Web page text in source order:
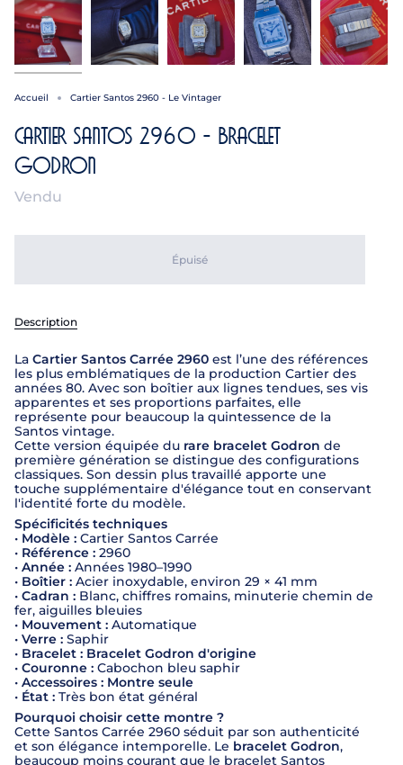
Accueil Cartier Santos 2960 - Le Vintager
Cartier Santos 2960 - Bracelet
Godron
Vendu
Épuisé
Description
La Cartier Santos Carrée 2960 est l’une des références
les plus emblématiques de la production Cartier des
années 80. Avec son boîtier aux lignes tendues, ses vis
apparentes et ses proportions parfaites, elle
représente pour beaucoup la quintessence de la
Santos vintage.
Cette version équipée du rare bracelet Godron de
première génération se distingue des configurations
classiques. Son dessin plus travaillé apporte une
touche supplémentaire d'élégance tout en conservant
l'identité forte du modèle.
Spécificités techniques
• Modèle : Cartier Santos Carrée
• Référence : 2960
• Année : Années 1980–1990
• Boîtier : Acier inoxydable, environ 29 × 41 mm
• Cadran : Blanc, chiffres romains, minuterie chemin de
fer, aiguilles bleuies
• Mouvement : Automatique
• Verre : Saphir
• Bracelet : Bracelet Godron d'origine
• Couronne : Cabochon bleu saphir
• Accessoires : Montre seule
• État : Très bon état général
Pourquoi choisir cette montre ?
Cette Santos Carrée 2960 séduit par son authenticité
et son élégance intemporelle. Le bracelet Godron,
beaucoup moins courant que le bracelet Santos